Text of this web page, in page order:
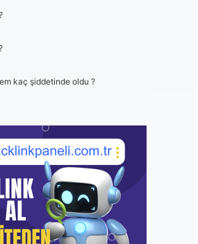
kaç şiddetinde oldu ?